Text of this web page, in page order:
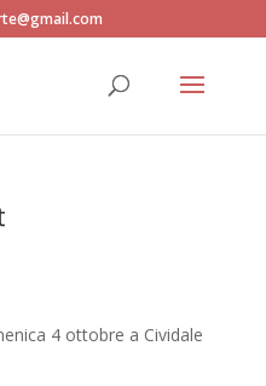
4 ottobre a Cividale